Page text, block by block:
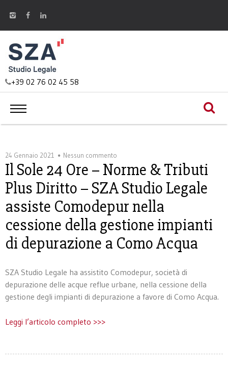
+39 02 76 02 45 58
24 Gennaio 2021 Nessun commento
Il Sole 24 Ore – Norme & Tributi
Plus Diritto – SZA Studio Legale
assiste Comodepur nella
cessione della gestione impianti
di depurazione a Como Acqua
SZA Studio Legale ha assistito Comodepur, società di
depurazione delle acque reflue urbane, nella cessione della
gestione degli impianti di depurazione a favore di Como Acqua.
Leggi l’articolo completo >>>